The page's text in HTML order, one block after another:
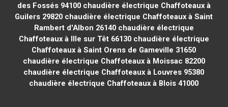
des Fossés 94100chaudière électrique Chaffoteaux à
Guilers 29820 chaudière électrique Chaffoteaux à Saint
Rambert d'Albon 26140chaudière électrique
Chaffoteaux à Ille sur Têt 66130chaudière électrique
Chaffoteaux à Saint Orens de Gameville 31650
chaudière électrique Chaffoteaux à Moissac 82200
chaudière électrique Chaffoteaux à Louvres 95380
chaudière électrique Chaffoteaux à Blois 41000